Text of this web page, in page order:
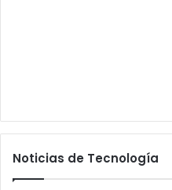
Noticias de Tecnología